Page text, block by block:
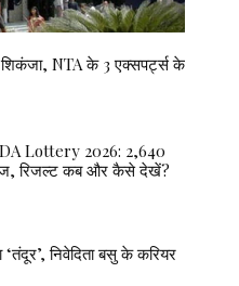
NTA के 3 एक्सपर्ट्स के
Lottery 2026: 2,640
रिजल्ट कब और कैसे देखें?
निवेदिता बसु के करियर